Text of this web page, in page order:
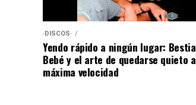
·DISCOS·
Yendo rápido a ningún lugar: Bestia
Bebé y el arte de quedarse quieto a
máxima velocidad